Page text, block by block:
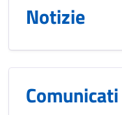
Notizie
Comunicati